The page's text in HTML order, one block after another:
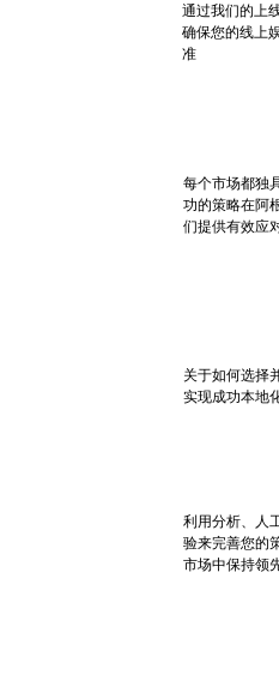
通过我们的上
确保您的线上
准
每个市场都独
功的策略在阿
们提供有效应
关于如何选择
实现成功本地
利用分析、人
验来完善您的
市场中保持领